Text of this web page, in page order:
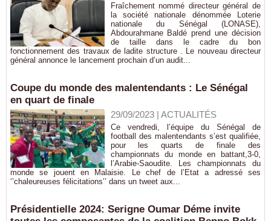
Fraîchement nommé directeur général de
la société nationale dénommée Loterie
nationale du Sénégal (LONASE),
Abdourahmane Baldé prend une décision
de taille dans le cadre du bon
fonctionnement des travaux de ladite structure . Le nouveau directeur
général annonce le lancement prochain d’un audit...
Coupe du monde des malentendants : Le Sénégal
en quart de finale
29/09/2023| ACTUALITÉS
Ce vendredi, l’équipe du Sénégal de
football des malentendants s’est qualifiée,
pour les quarts de finale des
championnats du monde en battant,3-0,
l’Arabie-Saoudite. Les championnats du
monde se jouent en Malaisie. Le chef de l’Etat a adressé ses
‘’chaleureuses félicitations’’ dans un tweet aux...
Présidentielle 2024: Serigne Oumar Déme invite